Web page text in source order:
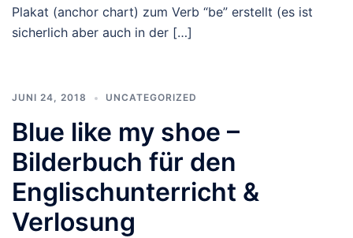
Plakat (anchor chart) zum Verb “be” erstellt (es ist
sicherlich aber auch in der […]
JUNI 24, 2018 UNCATEGORIZED
Blue like my shoe –
Bilderbuch für den
Englischunterricht &
Verlosung